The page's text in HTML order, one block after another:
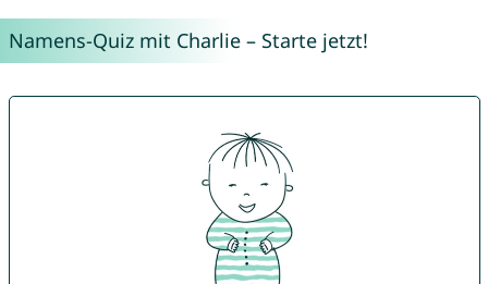
Namens-Quiz mit Charlie – Starte jetzt!